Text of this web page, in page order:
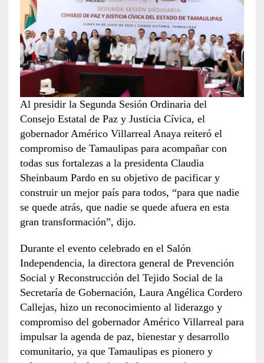
Al presidir la Segunda Sesión Ordinaria del
Consejo Estatal de Paz y Justicia Cívica, el
gobernador Américo Villarreal Anaya reiteró el
compromiso de Tamaulipas para acompañar con
todas sus fortalezas a la presidenta Claudia
Sheinbaum Pardo en su objetivo de pacificar y
construir un mejor país para todos, “para que nadie
se quede atrás, que nadie se quede afuera en esta
gran transformación”, dijo.
Durante el evento celebrado en el Salón
Independencia, la directora general de Prevención
Social y Reconstrucción del Tejido Social de la
Secretaría de Gobernación, Laura Angélica Cordero
Callejas, hizo un reconocimiento al liderazgo y
compromiso del gobernador Américo Villarreal para
impulsar la agenda de paz, bienestar y desarrollo
comunitario, ya que Tamaulipas es pionero y